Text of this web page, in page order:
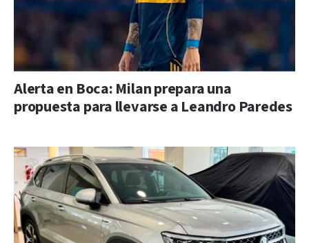
Alerta en Boca: Milan prepara una
propuesta para llevarse a Leandro Paredes